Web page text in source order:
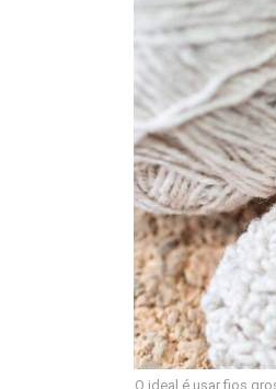
O ideal é usar fios